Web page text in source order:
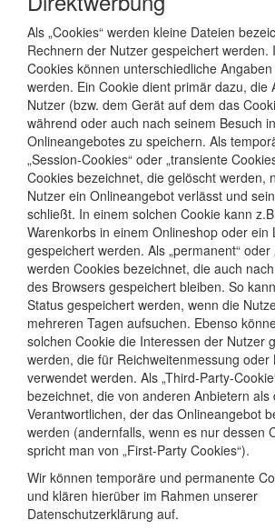
Als „Cookies“ werden kleine Dateien
Rechnern der Nutzer gespeichert werden.
Cookies können unterschiedliche
werden. Ein Cookie dient primär dazu, die
Nutzer (bzw. dem Gerät auf dem das
während oder auch nach seinem Besuch
Onlineangebotes zu speichern. Als
„Session-Cookies“ oder „transiente
Cookies bezeichnet, die gelöscht werden,
Nutzer ein Onlineangebot verlässt und
schließt. In einem solchen Cookie kann
Warenkorbs in einem Onlineshop oder ein
gespeichert werden. Als „permanent“ oder
werden Cookies bezeichnet, die auch
des Browsers gespeichert bleiben. So
Status gespeichert werden, wenn die
mehreren Tagen aufsuchen. Ebenso
solchen Cookie die Interessen der Nutzer
werden, die für Reichweitenmessung oder
verwendet werden. Als „Third-Party-
bezeichnet, die von anderen Anbietern als
Verantwortlichen, der das Onlineangebot
werden (andernfalls, wenn es nur dessen
spricht man von „First-Party Cookies“).
Wir können temporäre und permanente
und klären hierüber im Rahmen unserer
Datenschutzerklärung auf.